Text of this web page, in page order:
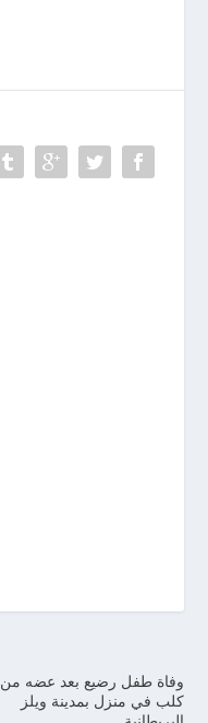
وفاة طفل رضيع بعد عضه من
كلب في منزل بمدينة ويلز